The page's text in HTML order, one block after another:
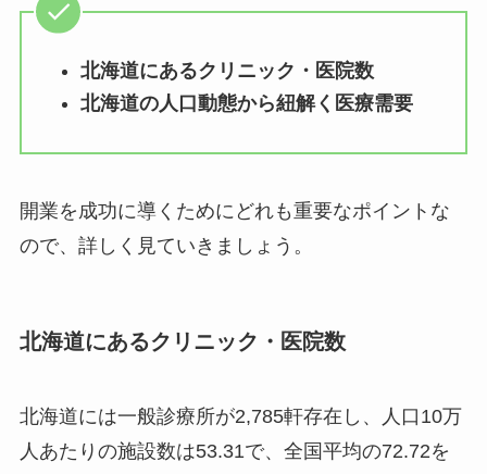
北海道にあるクリニック・医院数
北海道の人口動態から紐解く医療需要
開業を成功に導くためにどれも重要なポイントな
ので、詳しく見ていきましょう。
北海道にあるクリニック・医院数
北海道には一般診療所が2,785軒存在し、人口10万
人あたりの施設数は53.31で、全国平均の72.72を